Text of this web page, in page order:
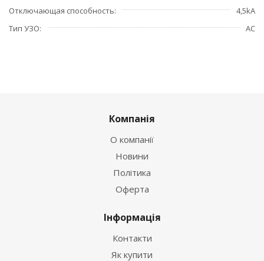
Отключающая способность
4,5kA
Тип УЗО
АС
Компанія
О компанії
Новини
Політика
Оферта
Інформація
Контакти
Як купити